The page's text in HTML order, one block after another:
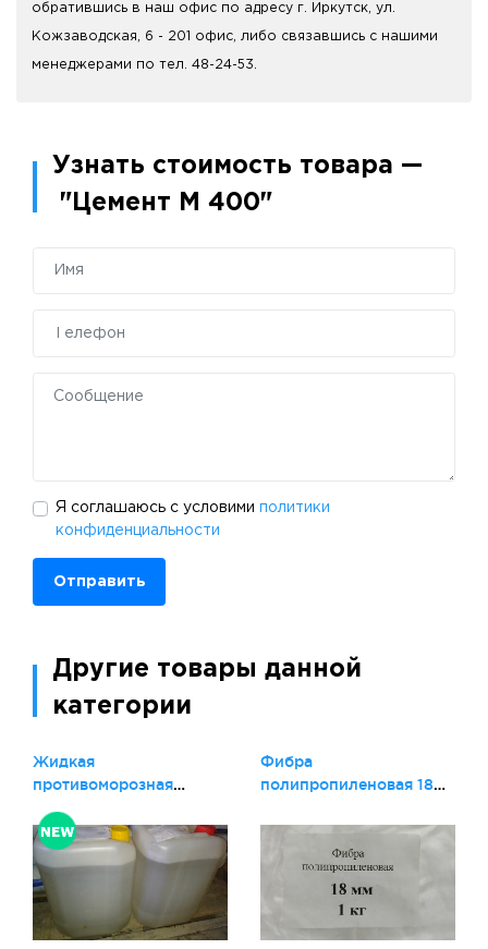
обратившись в наш офис по адресу г. Иркутск, ул.
Кожзаводская, 6 - 201 офис, либо связавшись с нашими
менеджерами по тел. 48-24-53.
Узнать стоимость товара —
"Цемент М 400"
Я соглашаюсь с условими политики
конфиденциальности
Отправить
Другие товары данной
категории
Жидкая
противоморозная
Фибра
полипропиленовая 18